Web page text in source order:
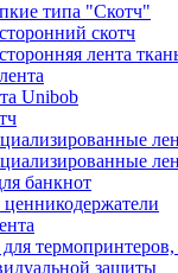
типа "Скотч"
скотч
лента
Unibob
банкнот
термопринтеров,
защиты